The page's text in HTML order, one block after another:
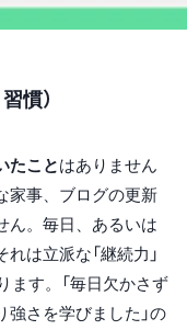
慣）
たことはありません
家事、ブログの更新
ん。毎日、あるいは
は立派な「継続力」
ます。「毎日欠かさず
さを学びました」の